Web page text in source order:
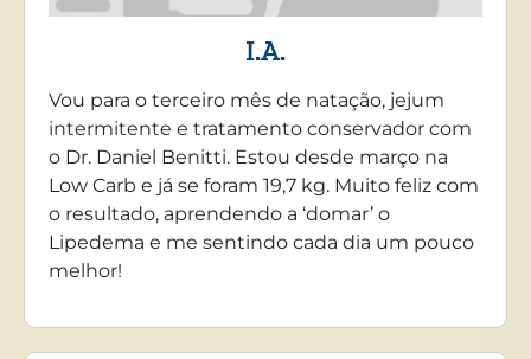
I.A.
Vou para o terceiro mês de natação, jejum
intermitente e tratamento conservador com
o Dr. Daniel Benitti. Estou desde março na
Low Carb e já se foram 19,7 kg. Muito feliz com
o resultado, aprendendo a ‘domar’ o
Lipedema e me sentindo cada dia um pouco
melhor!